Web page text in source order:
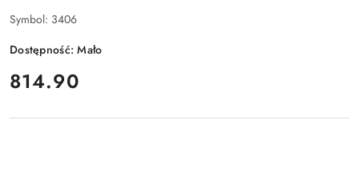
Symbol: 3406
Dostępność:Mało
cena:
814.90